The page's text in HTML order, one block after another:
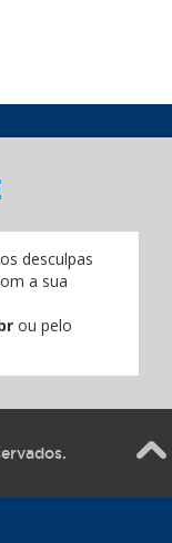
desculpas
a sua
ou pelo